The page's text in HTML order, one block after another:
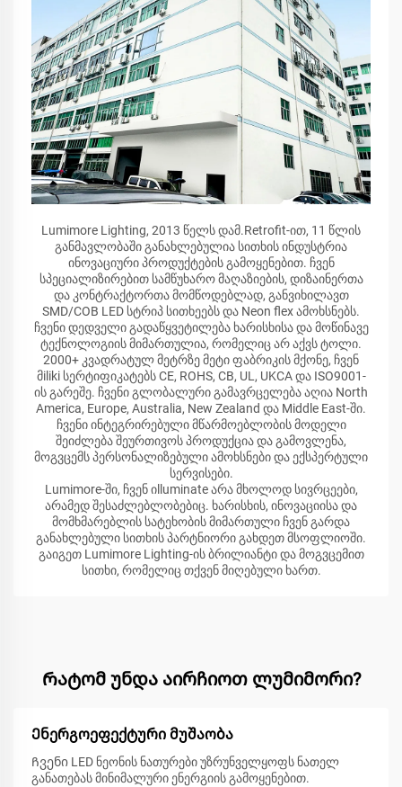
Lumimore Lighting, 2013 წელს დამ.Retrofit-ით, 11 წლის
განმავლობაში განახლებულია სითხის ინდუსტრია
ინოვაციური პროდუქტების გამოყენებით. ჩვენ
სპეციალიზირებით სამწუხარო მაღაზიების, დიზაინერთა
და კონტრაქტორთა მომწოდებლად, განვიხილავთ
SMD/COB LED სტრიპ სითხეებს და Neon flex ამოხსნებს.
ჩვენი დედველი გადაწყვეტილება ხარისხისა და მოწინავე
ტექნოლოგიის მიმართულია, რომელიც არ აქვს ტოლი.
2000+ კვადრატულ მეტრზე მეტი ფაბრიკის მქონე, ჩვენ
მiliki სერტიფიკატებს CE, ROHS, CB, UL, UKCA და ISO9001-
ის გარეშე. ჩვენი გლობალური გამავრცელება აღია North
America, Europe, Australia, New Zealand და Middle East-ში.
ჩვენი ინტეგრირებული მწარმოებლობის მოდელი
შეიძლება შეურთივოს პროდუქცია და გამოვლენა,
მოგვცემს პერსონალიზებული ამოხსნები და ექსპერტული
სერვისები.
Lumimore-ში, ჩვენ იlluminate არა მხოლოდ სივრცეები,
არამედ შესაძლებლობებიც. ხარისხის, ინოვაციისა და
მომხმარებლის სატეხობის მიმართული ჩვენ გარდა
განახლებული სითხის პარტნიორი გახდეთ მსოფლიოში.
გაიგეთ Lumimore Lighting-ის ბრილიანტი და მოგვცემით
სითხი, რომელიც თქვენ მიღებული ხართ.
Რატომ უნდა აირჩიოთ ლუმიმორი?
Ენერგოეფექტური მუშაობა
Ჩვენი LED ნეონის ნათურები უზრუნველყოფს ნათელ
განათებას მინიმალური ენერგიის გამოყენებით.